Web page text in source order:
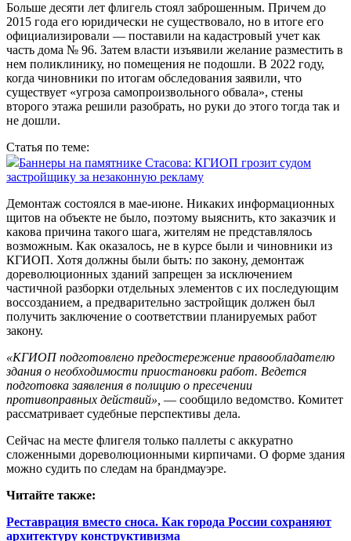
Больше десяти лет флигель стоял заброшенным. Причем до
2015 года его юридически не существовало, но в итоге его
официализировали — поставили на кадастровый учет как
часть дома № 96. Затем власти изъявили желание разместить в
нем поликлинику, но помещения не подошли. В 2022 году,
когда чиновники по итогам обследования заявили, что
существует «угроза самопроизвольного обвала», стены
второго этажа решили разобрать, но руки до этого тогда так и
не дошли.
Статья по теме:
Баннеры на памятнике Стасова: КГИОП грозит судом
застройщику за незаконную рекламу
Демонтаж состоялся в мае-­июне. Никаких информационных
щитов на объекте не было, поэтому выяснить, кто заказчик и
какова причина такого шага, жителям не представлялось
возможным. Как оказалось, не в курсе были и чиновники из
КГИОП. Хотя должны были быть: по закону, демонтаж
дореволюционных зданий запрещен за исключением
частичной разборки отдельных элементов с их последующим
воссозданием, а предварительно застройщик должен был
получить заключение о соответствии планируемых работ
закону.
«КГИОП подготовлено предостережение правообладателю
здания о необходимости приостановки работ. Ведется
подготовка заявления в полицию о пресечении
противоправных действий», — сообщило ведомство. Комитет
рассматривает судебные перспективы дела.
Сейчас на месте флигеля только паллеты с аккуратно
сложенными дореволюционными кирпичами. О форме здания
можно судить по следам на брандмауэре.
Читайте также:
Реставрация вместо сноса. Как города России сохраняют
архитектуру конструктивизма